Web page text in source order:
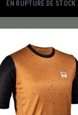
EN RUPTURE DE STOCK